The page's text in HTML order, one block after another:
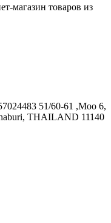
магазин товаров из
51/60-61 ,Moo 6,
THAILAND 11140